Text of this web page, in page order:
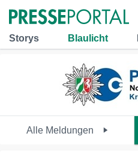
Storys Blaulicht
Alle Meldungen